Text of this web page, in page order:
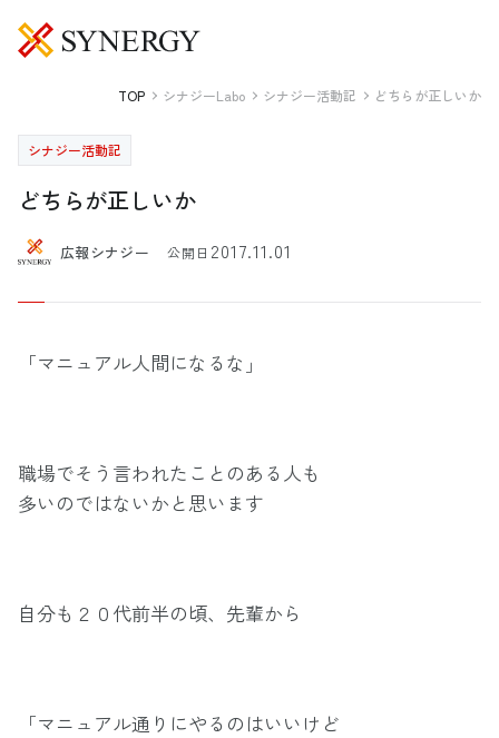
TOP シナジーLabo シナジー活動記 どちらが正しいか
シナジー活動記
どちらが正しいか
広報シナジー 公開日 2017.11.01
「マニュアル人間になるな」
職場でそう言われたことのある人も
多いのではないかと思います
自分も２０代前半の頃、先輩から
「マニュアル通りにやるのはいいけど